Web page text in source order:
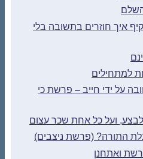
איך חוזרים בתשובה בלי
למתחילים
על ידי חייב – פרשת כי
התורה? (פרשת ניצבים)
ואתחנן